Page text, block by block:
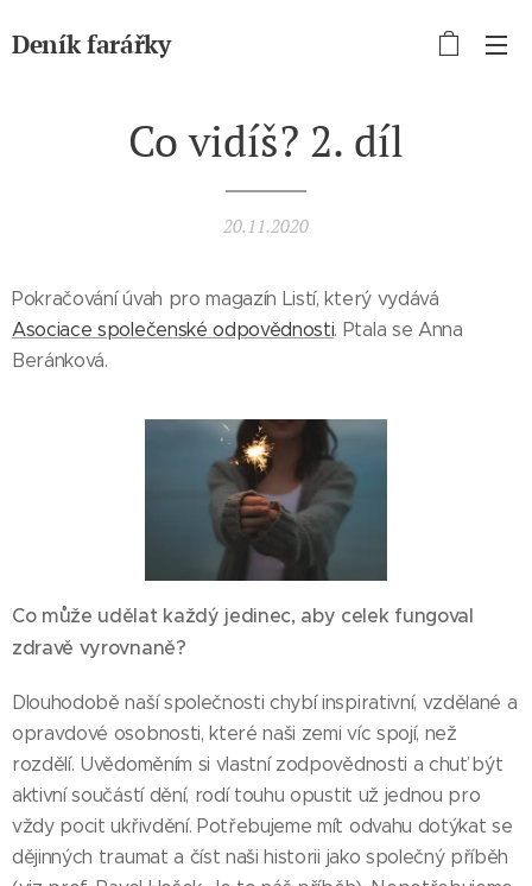
Deník farářky
Co vidíš? 2. díl
20.11.2020
Pokračování úvah pro magazín Listí, který vydává
Asociace společenské odpovědnosti. Ptala se Anna
Beránková.
Co může udělat každý jedinec, aby celek fungoval
zdravě vyrovnaně?
Dlouhodobě naší společnosti chybí inspirativní, vzdělané a
opravdové osobnosti, které naši zemi víc spojí, než
rozdělí. Uvědoměním si vlastní zodpovědnosti a chuť být
aktivní součástí dění, rodí touhu opustit už jednou pro
vždy pocit ukřivdění. Potřebujeme mít odvahu dotýkat se
dějinných traumat a číst naši historii jako společný příběh